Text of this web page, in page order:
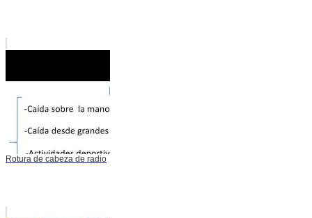
Rotura de cabeza de radio